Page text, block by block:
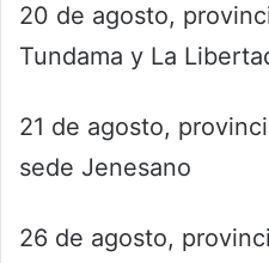
20 de agosto,
Tundama y La
21 de agosto,
sede Jenesano
26 de agosto,